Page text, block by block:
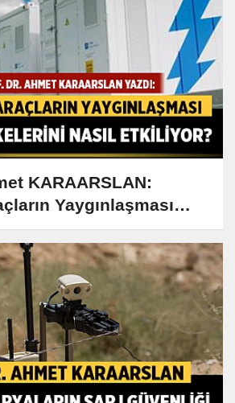
KARAARSLAN:
Yaygınlaşması
Nasıl Etkiliyor?